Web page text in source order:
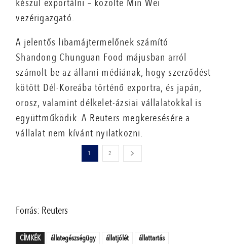
készül exportálni – közölte Min Wei
vezérigazgató.
A jelentős libamájtermelőnek számító
Shandong Chunguan Food májusban arról
számolt be az állami médiának, hogy szerződést
kötött Dél-Koreába történő exportra, és japán,
orosz, valamint délkelet-ázsiai vállalatokkal is
együttműködik. A Reuters megkeresésére a
vállalat nem kívánt nyilatkozni.
1 2
Forrás: Reuters
CÍMKÉK állategészségügy állatjólét
állattartás